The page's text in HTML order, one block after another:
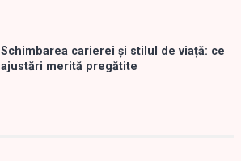
Schimbarea carierei și stilul de viață: ce
ajustări merită pregătite